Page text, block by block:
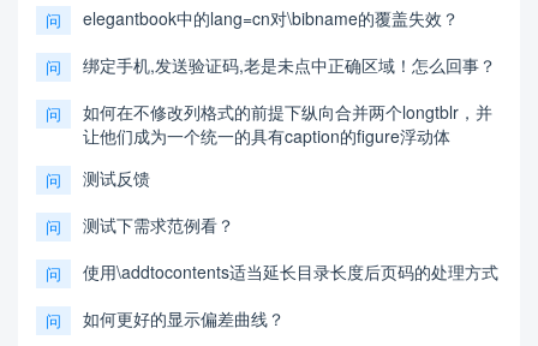
问 elegantbook中的lang=cn对\bibname的覆盖失效？
问 绑定手机,发送验证码,老是未点中正确区域！怎么回事？
问
如何在不修改列格式的前提下纵向合并两个longtblr，并
让他们成为一个统一的具有caption的figure浮动体
问 测试反馈
问 测试下需求范例看？
问 使用\addtocontents适当延长目录长度后页码的处理方式
问 如何更好的显示偏差曲线？